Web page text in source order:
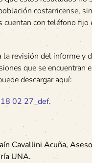
costarricense,
cuentan con teléfono fijo
la revisión del informe y
que se encuentran
descargar aquí:
02 27_def.
Cavallini Acuña,
UNA.